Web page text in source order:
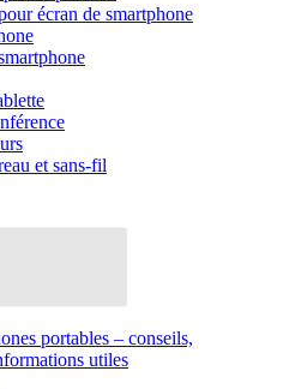
écran de smartphone
et sans-fil
portables – conseils,
utiles